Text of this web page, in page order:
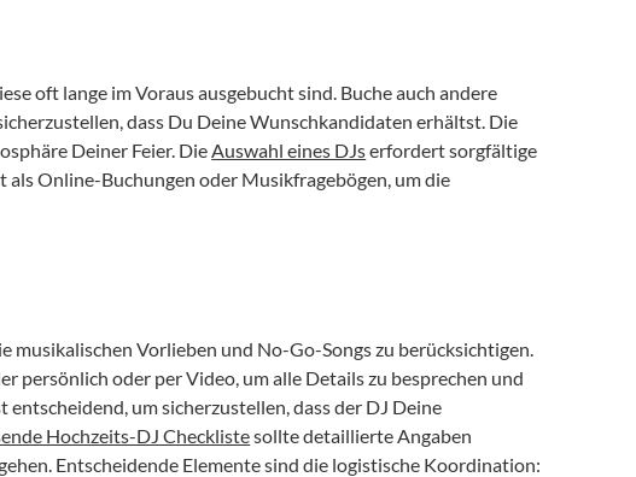
oft lange im Voraus ausgebucht sind. Buche auch andere
dass Du Deine Wunschkandidaten erhältst. Die
Deiner Feier. Die Auswahl eines DJs erfordert sorgfältige
Online-Buchungen oder Musikfragebögen, um die
musikalischen Vorlieben und No-Go-Songs zu berücksichtigen.
persönlich oder per Video, um alle Details zu besprechen und
um sicherzustellen, dass der DJ Deine
Hochzeits-DJ Checkliste sollte detaillierte Angaben
Entscheidende Elemente sind die logistische Koordination: